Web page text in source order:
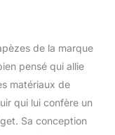
du
de
qui
simulant
de la marque
pensé qui allie
matériaux de
qui lui confère un
Sa conception